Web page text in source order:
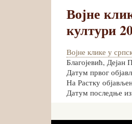
Војне
култури
Војне клике у
Благојевић, Дејан
Датум првог
На Растку
Датум последње